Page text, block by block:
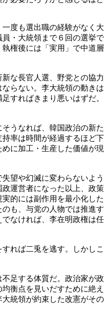
度も選出職の経験がなく
・大統領まで６回の選挙
権後には「実用」で中道
な長官人選、野党との協
らない。李大統領の動き
すればきまり悪いはずだ
うなれば、韓国政治の新
率は時間が経過するほど
に加工・生産した価値が
望や幻滅に変わらないよ
運営者になった以上、政
的には副作用を最小化し
も、与党の人物では推進
なければ、李在明政権は
れば二兎を逃す。しかし
足する体質だ。政治家が
衡点を見いだすために絶
統領が約束した改憲がそ